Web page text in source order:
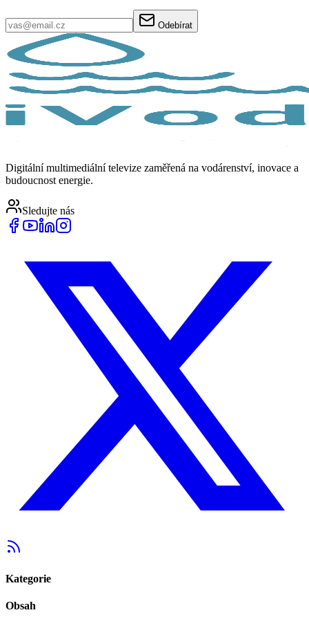
Odebírat
Digitální multimediální televize zaměřená na vodárenství, inovace a
budoucnost energie.
Sledujte nás
Kategorie
Obsah